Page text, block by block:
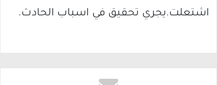
اشتعلت.يجري تحقيق في اسباب الحادث.